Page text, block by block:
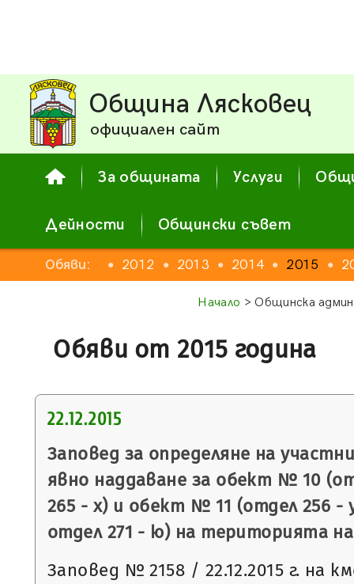
Община Лясковец
официален сайт
За общината Услуги
Дейности Общински съвет
Обяви:
● 2011 ● 2012 ● 2013 ● 2014 ● 2015 ●
Начало > Общинска
Обяви от 2015 година
22.12.2015
Заповед за определяне на
явно наддаване за обект № 10
265 - х) и обект № 11 (отдел 256 -
отдел 271 - ю) на територията
Заповед № 2158 / 22.12.2015 г. на